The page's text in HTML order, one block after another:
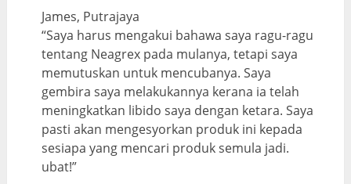
James, Putrajaya
“Saya harus mengakui bahawa saya ragu-ragu
tentang Neagrex pada mulanya, tetapi saya
memutuskan untuk mencubanya. Saya
gembira saya melakukannya kerana ia telah
meningkatkan libido saya dengan ketara. Saya
pasti akan mengesyorkan produk ini kepada
sesiapa yang mencari produk semula jadi.
ubat!”